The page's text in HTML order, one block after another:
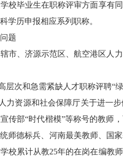
校毕业生在职称评审方面享有
学历申报相应系列职称。
题
市、济源示范区、航空港区人
层次和急需紧缺人才职称评聘“
力资源和社会保障厅关于进一
传部“时代楷模”等称号的教师
师德标兵、河南最美教师、国
校累计从教25年的在岗在编教